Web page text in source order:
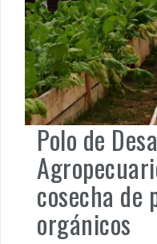
Polo de
cosecha de
orgánicos